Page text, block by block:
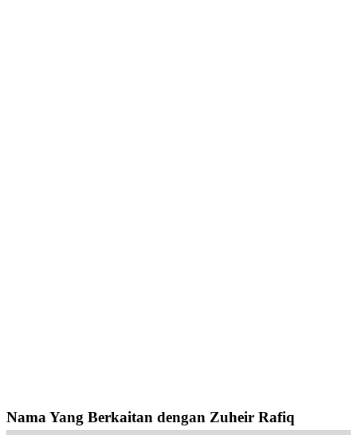
Nama Yang Berkaitan dengan Zuheir Rafiq